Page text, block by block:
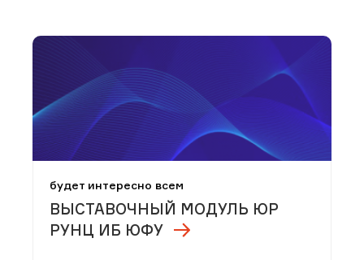
будет интересно всем
ВЫСТАВОЧНЫЙ МОДУЛЬ ЮР
РУНЦ ИБ ЮФУ